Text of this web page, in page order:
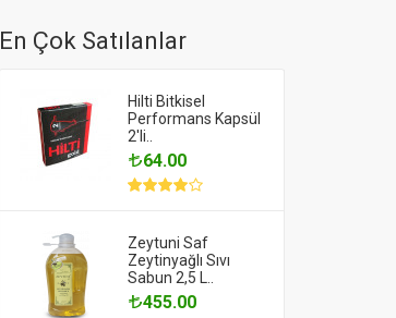
En Çok Satılanlar
Hilti Bitkisel
Performans Kapsül
2'li..
64.00
Zeytuni Saf
Zeytinyağlı Sıvı
Sabun 2,5 L..
455.00